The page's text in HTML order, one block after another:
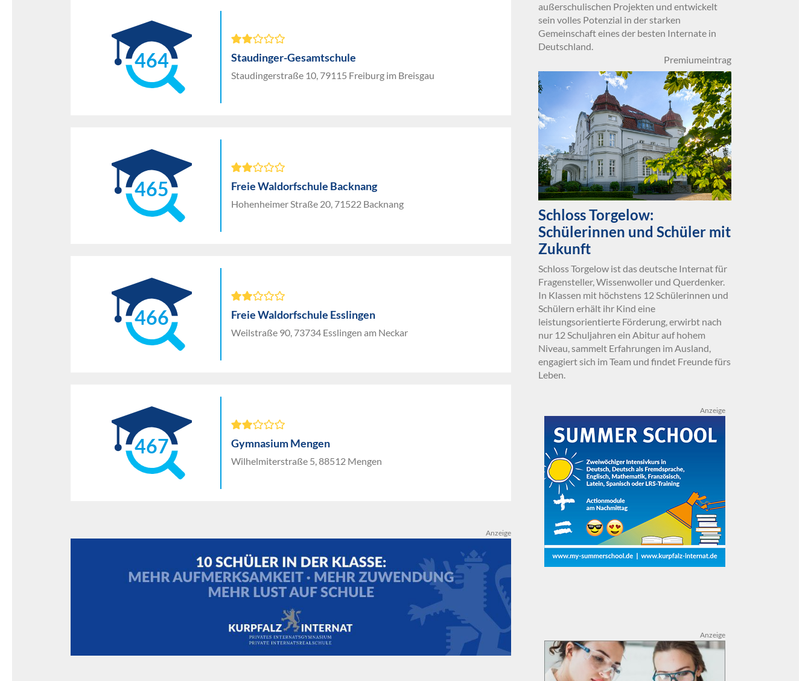
464 Staudinger-Gesamtschule
Staudingerstraße 10, 79115 Freiburg im Breisgau
465 Freie Waldorfschule Backnang
Hohenheimer Straße 20, 71522 Backnang
466 Freie Waldorfschule Esslingen
Weilstraße 90, 73734 Esslingen am Neckar
467 Gymnasium Mengen
Wilhelmiterstraße 5, 88512 Mengen
Anzeige
außerschulischen Projekten und entwickelt
sein volles Potenzial in der starken
Gemeinschaft eines der besten Internate in
Deutschland.
Premiumeintrag
Schloss Torgelow:
Schülerinnen und Schüler mit
Zukunft
Schloss Torgelow ist das deutsche Internat für
Fragensteller, Wissenwoller und Querdenker.
In Klassen mit höchstens 12 Schülerinnen und
Schülern erhält ihr Kind eine
leistungsorientierte Förderung, erwirbt nach
nur 12 Schuljahren ein Abitur auf hohem
Niveau, sammelt Erfahrungen im Ausland,
engagiert sich im Team und findet Freunde fürs
Leben.
Anzeige
Anzeige